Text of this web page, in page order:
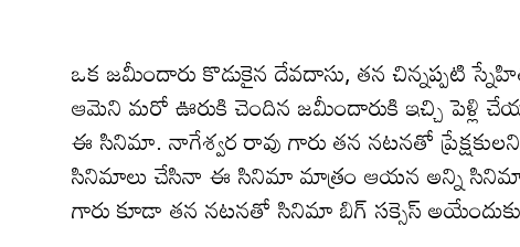
ఒక జమీందారు కొడుకైన దేవదాసు, తన చిన్నప్పటి
ఆమెని మరో ఊరుకి చెందిన జమీందారుకి ఇచ్చి పెళ్లి
ఈ సినిమా. నాగేశ్వర రావు గారు తన నటనతో
సినిమాలు చేసినా ఈ సినిమా మాత్రం ఆయన అన్ని
గారు కూడా తన నటనతో సినిమా బిగ్ సక్సెస్